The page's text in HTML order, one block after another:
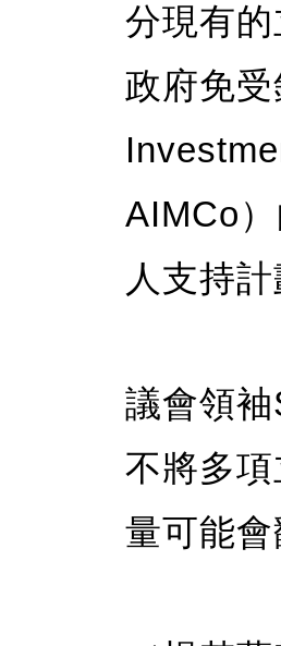
分現有
政府免
AIMCo
人支持
議會領
不將多
量可能會